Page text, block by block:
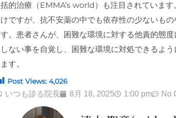
括的治療（EMMA’s world）も注目されていま
けですが、抗不安薬の中でも依存性の少ないも
す。患者さんが、困難な環境に対する他責的態
しない事を自覚し、困難な環境に対処できるよ
ます。
Post Views: 4,026
いつも診る院長 8月 18, 2025 1:00 pm No